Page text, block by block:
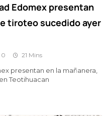
Edomex presentan
tiroteo sucedido ayer
0 21 Mins
presentan en la mañanera,
Teotihuacan